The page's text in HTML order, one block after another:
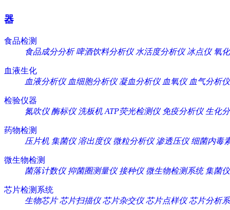
器
食品检测
食品成分分析 啤酒饮料分析仪 水活度分析仪 冰点仪 氧
血液生化
血液分析仪 血细胞分析仪 凝血分析仪 血氧仪 血气分析仪
检验仪器
氮吹仪 酶标仪 洗板机 ATP荧光检测仪 免疫分析仪 生化
药物检测
压片机 集菌仪 溶出度仪 微粒分析仪 渗透压仪 细菌内毒
微生物检测
菌落计数仪 抑菌圈测量仪 接种仪 微生物检测系统 集菌仪
芯片检测系统
生物芯片 芯片扫描仪 芯片杂交仪 芯片点样仪 芯片分析